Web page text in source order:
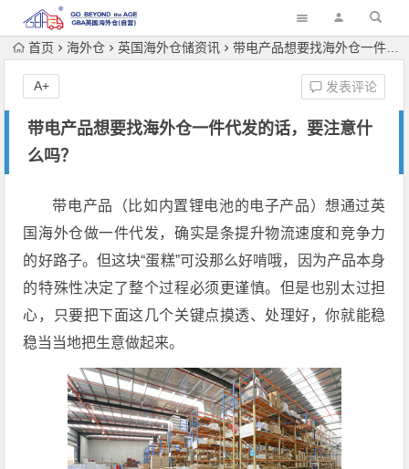
首页 海外仓 英国海外仓储资讯 带电产品想要找海外仓一件代发的话，要注意什么吗？
带电产品想要找海外仓一件代发的话，要注意什
么吗？
发表评论
A+
带电产品（比如内置锂电池的电子产品）想通过英
国海外仓做一件代发，确实是条提升物流速度和竞争力
的好路子。但这块“蛋糕”可没那么好啃哦，因为产品本身
的特殊性决定了整个过程必须更谨慎。但是也别太过担
心，只要把下面这几个关键点摸透、处理好，你就能稳
稳当当地把生意做起来。